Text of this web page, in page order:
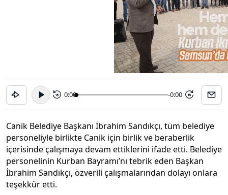
15 0:00 -0:00 15
Canik Belediye Başkanı İbrahim Sandıkçı, tüm belediye
personeliyle birlikte Canik için birlik ve beraberlik
içerisinde çalışmaya devam ettiklerini ifade etti. Belediye
personelinin Kurban Bayramı’nı tebrik eden Başkan
İbrahim Sandıkçı, özverili çalışmalarından dolayı onlara
teşekkür etti.